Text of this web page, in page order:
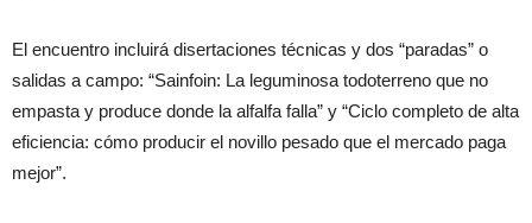
El encuentro incluirá disertaciones técnicas y dos “paradas” o
salidas a campo: “Sainfoin: La leguminosa todoterreno que no
empasta y produce donde la alfalfa falla” y “Ciclo completo de alta
eficiencia: cómo producir el novillo pesado que el mercado paga
mejor”.